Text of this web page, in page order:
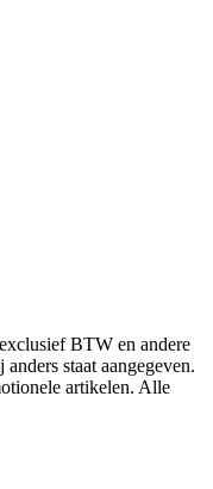
BTW en andere
staat aangegeven.
artikelen. Alle